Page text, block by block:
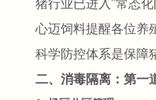
猪行业已进入"常态
心迈饲料提醒各位养
科学防控体系是保障
二、消毒隔离：第一